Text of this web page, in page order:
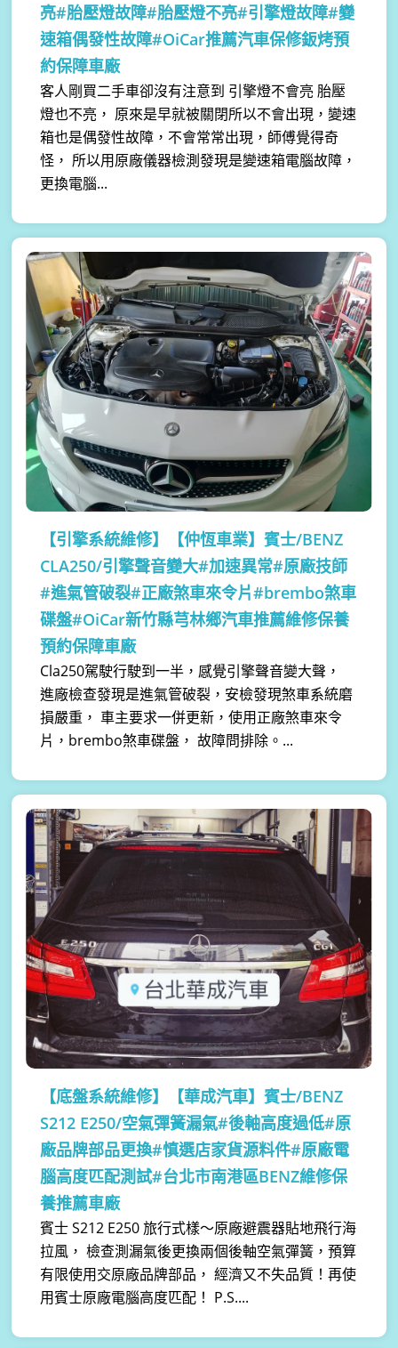
亮#胎壓燈故障#胎壓燈不亮#引擎燈故障#變
速箱偶發性故障#OiCar推薦汽車保修鈑烤預
約保障車廠
客人剛買二手車卻沒有注意到 引擎燈不會亮 胎壓
燈也不亮， 原來是早就被關閉所以不會出現，變速
箱也是偶發性故障，不會常常出現，師傅覺得奇
怪， 所以用原廠儀器檢測發現是變速箱電腦故障，
更換電腦...
【引擎系統維修】
【仲恆車業】賓士/BENZ
CLA250/引擎聲音變大#加速異常#原廠技師
#進氣管破裂#正廠煞車來令片#brembo煞車
碟盤#OiCar新竹縣芎林鄉汽車推薦維修保養
預約保障車廠
Cla250駕駛行駛到一半，感覺引擎聲音變大聲，
進廠檢查發現是進氣管破裂，安檢發現煞車系統磨
損嚴重， 車主要求一併更新，使用正廠煞車來令
片，brembo煞車碟盤， 故障問排除。...
【底盤系統維修】
【華成汽車】賓士/BENZ
S212 E250/空氣彈簧漏氣#後軸高度過低#原
廠品牌部品更換#慎選店家貨源料件#原廠電
腦高度匹配測試#台北市南港區BENZ維修保
養推薦車廠
賓士 S212 E250 旅行式樣～原廠避震器貼地飛行海
拉風， 檢查測漏氣後更換兩個後軸空氣彈簧，預算
有限使用交原廠品牌部品， 經濟又不失品質！再使
用賓士原廠電腦高度匹配！ P.S....